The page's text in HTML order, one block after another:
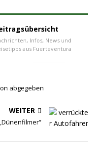
Infos, News und
aus Fuerteventura
abgegeben
WEITER